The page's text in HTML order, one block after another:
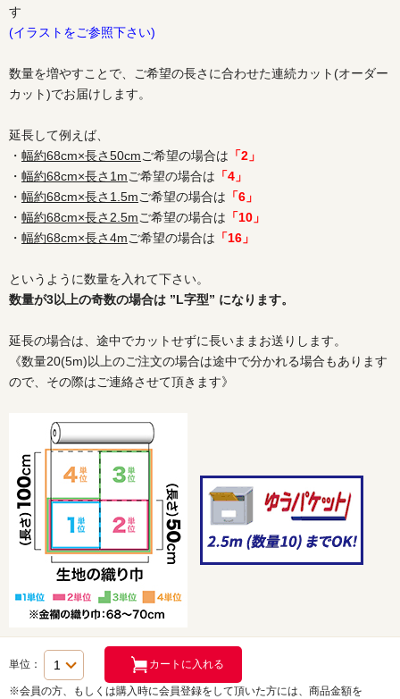
す
(イラストをご参照下さい)
数量を増やすことで、ご希望の長さに合わせた連続カット(オーダー
カット)でお届けします。
延長して例えば、
・ 幅約68cm×長さ50cmご希望の場合は 「2」
・ 幅約68cm×長さ1mご希望の場合は 「4」
・ 幅約68cm×長さ1.5mご希望の場合は 「6」
・ 幅約68cm×長さ2.5mご希望の場合は 「10」
・ 幅約68cm×長さ4mご希望の場合は 「16」
というように数量を入れて下さい。
数量が3以上の奇数の場合は ”L字型” になります。
延長の場合は、途中でカットせずに長いままお送りします。
《数量20(5m)以上のご注文の場合は途中で分かれる場合もあります
ので、その際はご連絡させて頂きます》
単位：
※会員の方、もしくは購入時に会員登録をして頂いた方には、商品金額を